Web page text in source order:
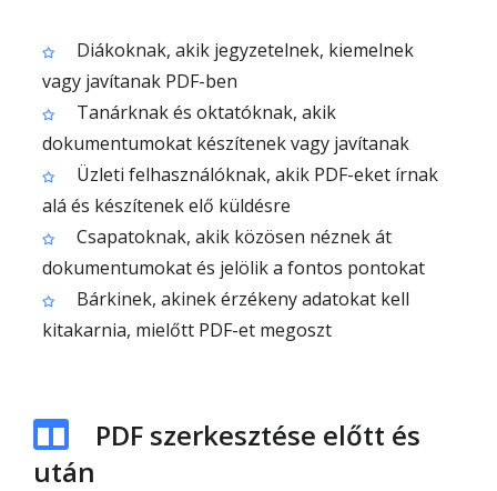
Diákoknak, akik jegyzetelnek, kiemelnek
vagy javítanak PDF-ben
Tanárknak és oktatóknak, akik
dokumentumokat készítenek vagy javítanak
Üzleti felhasználóknak, akik PDF-eket írnak
alá és készítenek elő küldésre
Csapatoknak, akik közösen néznek át
dokumentumokat és jelölik a fontos pontokat
Bárkinek, akinek érzékeny adatokat kell
kitakarnia, mielőtt PDF-et megoszt
PDF szerkesztése előtt és
után